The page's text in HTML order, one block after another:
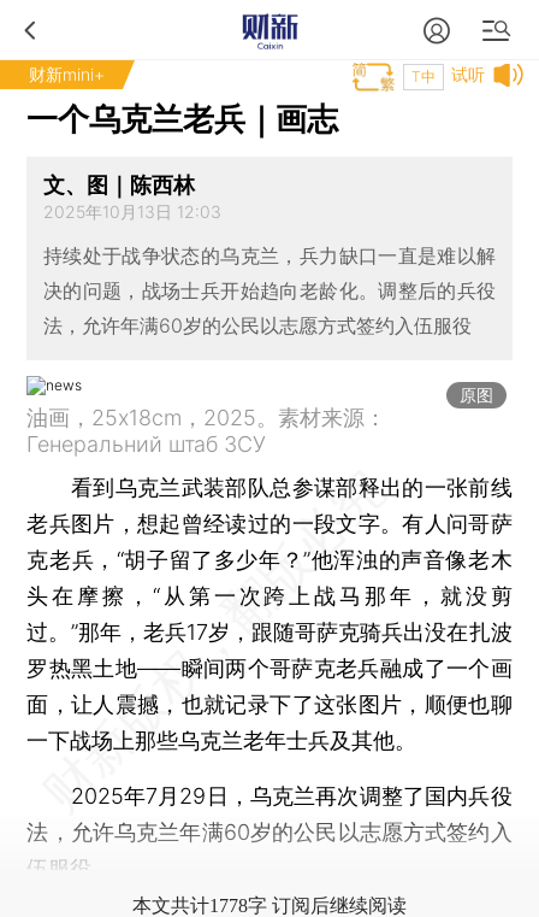
财新mini+ 试听
T中
一个乌克兰老兵｜画志
文、图｜陈西林
2025年10月13日 12:03
持续处于战争状态的乌克兰，兵力缺口一直是难以解
决的问题，战场士兵开始趋向老龄化。调整后的兵役
法，允许年满60岁的公民以志愿方式签约入伍服役
原图
油画，25x18cm，2025。素材来源：
Генеральний штаб ЗСУ
看到乌克兰武装部队总参谋部释出的一张前线
老兵图片，想起曾经读过的一段文字。有人问哥萨
克老兵，“胡子留了多少年？”他浑浊的声音像老木
头在摩擦，“从第一次跨上战马那年，就没剪
过。”那年，老兵17岁，跟随哥萨克骑兵出没在扎波
罗热黑土地——瞬间两个哥萨克老兵融成了一个画
面，让人震撼，也就记录下了这张图片，顺便也聊
一下战场上那些乌克兰老年士兵及其他。
2025年7月29日，乌克兰再次调整了国内兵役
法，允许乌克兰年满60岁的公民以志愿方式签约入
伍服役。
本文共计1778字 订阅后继续阅读